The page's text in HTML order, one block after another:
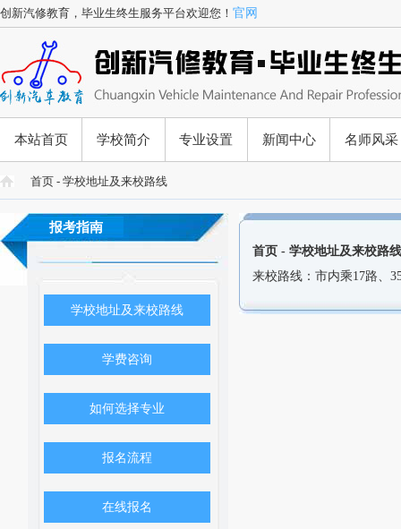
创新汽修教育，毕业生终生服务平台欢迎您！ 官网
本站首页 学校简介 专业设置 新闻中心 名师风采
首页 - 学校地址及来校路线
报考指南
学校地址及来校路线
学费咨询
如何选择专业
报名流程
在线报名
首页 - 学校地址及来校路线
来校路线：市内乘17路、